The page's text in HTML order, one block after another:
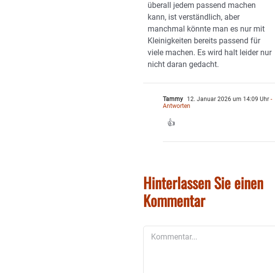
überall jedem passend machen
kann, ist verständlich, aber
manchmal könnte man es nur mit
Kleinigkeiten bereits passend für
viele machen. Es wird halt leider nur
nicht daran gedacht.
Tammy 12. Januar 2026 um 14:09 Uhr -
Antworten
👍
Hinterlassen Sie einen
Kommentar